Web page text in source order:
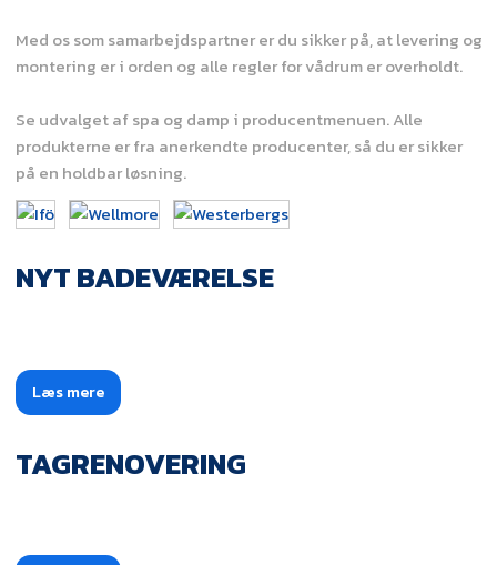
Med os som samarbejdspartner er du sikker på, at levering og
montering er i orden og alle regler for vådrum er overholdt.
Se udvalget af spa og damp i producentmenuen. Alle
produkterne er fra anerkendte producenter, så du er sikker
på en holdbar løsning.
NYT BADEVÆRELSE
Læs mere​
TAGRENOVERING